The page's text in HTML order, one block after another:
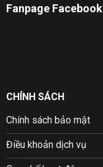
Fanpage Facebook
CHÍNH SÁCH
Chính sách bảo mật
Điều khoản dịch vụ